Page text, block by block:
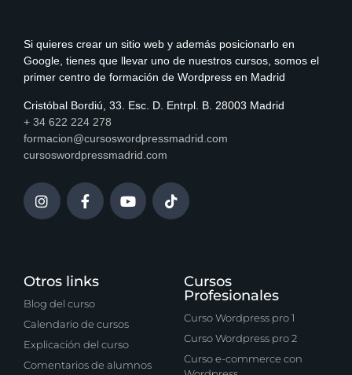
Si quieres crear un sitio web y además posicionarlo en
Google, tienes que llevar uno de nuestros cursos, somos el
primer centro de formación de Wordpress en Madrid
Cristóbal Bordiú, 33. Esc. D. Entrpl. B. 28003 Madrid
+ 34 622 224 278
formacion@cursoswordpressmadrid.com
cursoswordpressmadrid.com
Otros links
Blog del curso
Calendario de cursos
Explicación del curso
Comentarios de alumnos
Cursos
Profesionales
Curso Wordpress pro 1
Curso Wordpress pro 2
Curso e-commerce con